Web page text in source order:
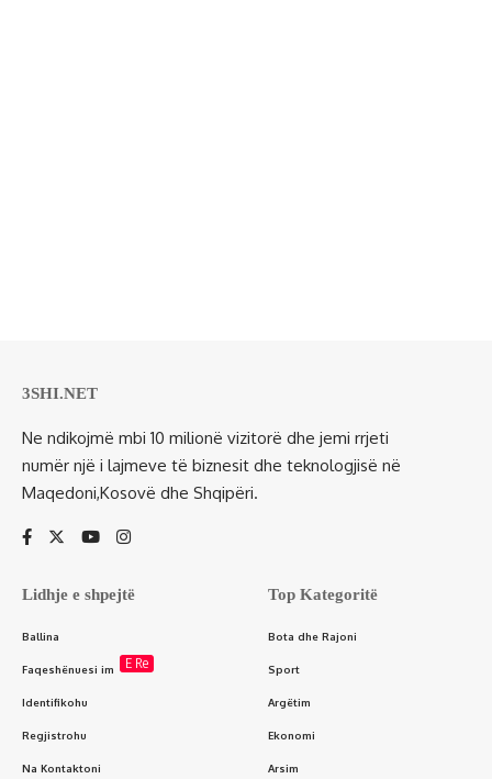
3SHI.NET
Ne ndikojmë mbi 10 milionë vizitorë dhe jemi rrjeti
numër një i lajmeve të biznesit dhe teknologjisë në
Maqedoni,Kosovë dhe Shqipëri.
Lidhje e shpejtë
Ballina
Faqeshënuesi im E Re
Identifikohu
Regjistrohu
Na Kontaktoni
Top Kategoritë
Bota dhe Rajoni
Sport
Argëtim
Ekonomi
Arsim